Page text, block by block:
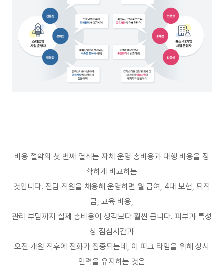
비용 절약의 첫 번째 열쇠는 자체 운영 총비용과 대행 비용을 정
확하게 비교하는
것입니다. 전담 직원을 채용해 운영하면 월 급여 , 4대 보험, 퇴직
금, 교육 비용,
관리 부담까지 실제 총비용이 생각보다 훨씬 큽니다. 피부과 특성
상 점심시간과
오전 개원 직후에 전화가 집중되는데 , 이 피크 타임을 위해 상시
인력을 유지하는 것은